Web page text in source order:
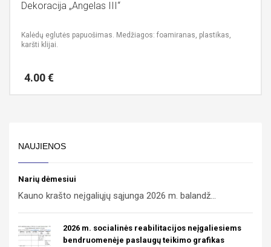
Dekoracija „Angelas III“
Kalėdų eglutės papuošimas. Medžiagos: foamiranas, plastikas,
karšti klijai.
4.00€
NAUJIENOS
Narių dėmesiui
Kauno krašto neįgaliųjų sąjunga 2026 m. balandž...
2026 m. socialinės reabilitacijos neįgaliesiems
bendruomenėje paslaugų teikimo grafikas